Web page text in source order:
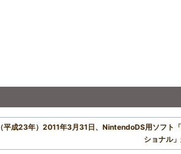
（平成23年）2011年3月31日、NintendoDS用ソフト
ショナル」